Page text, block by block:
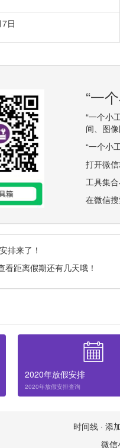
日
“一
“一个小
间、图
“一个小
打开微
工具集合
在微信
排来了！
距离假期还有几天哦！
2020年放假安排
2020年放假安排查询
时间线 · 添
微信